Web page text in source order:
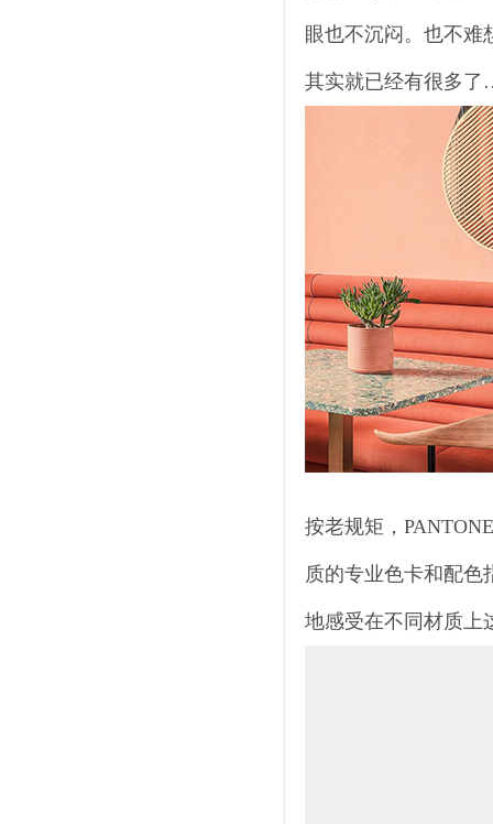
眼也不沉闷。也不难
其实就已经有很多
按老规矩，
质的专业色卡和配色
地感受在不同材质上